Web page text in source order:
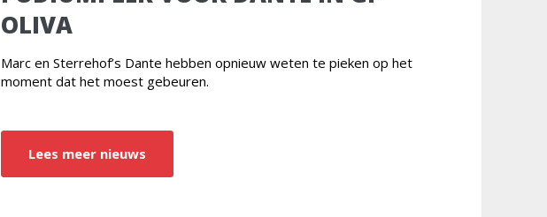
OLIVA
Marc en Sterrehof’s Dante hebben opnieuw weten te pieken op het
moment dat het moest gebeuren.
Lees meer nieuws